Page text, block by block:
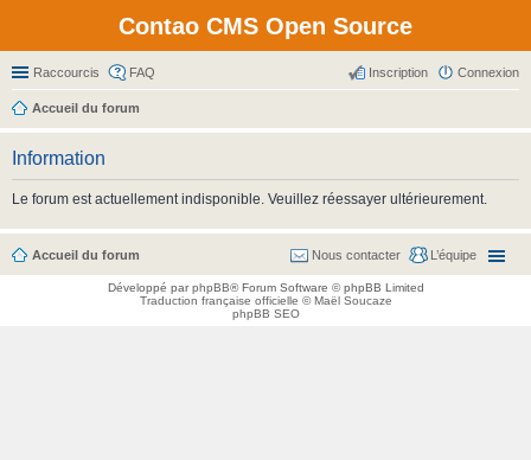
Contao CMS Open Source
Raccourcis FAQ Connexion
Inscription
Accueil du forum
Information
Le forum est actuellement indisponible. Veuillez réessayer ultérieurement.
Accueil du forum L’équipe
Nous contacter
Développé parphpBB® Forum Software © phpBB Limited
Traduction française officielle ©Maël Soucaze
phpBB SEO